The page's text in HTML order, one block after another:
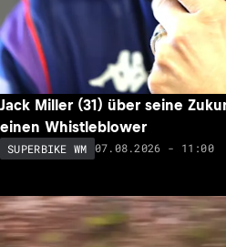
Jack Miller (31) über seine
einen Whistleblower
SUPERBIKE WM 07.08.2026 - 11:00